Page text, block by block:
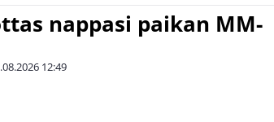
nappasi paikan MM-
12:49